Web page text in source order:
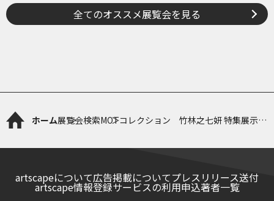
全てのオススメ展覧会を見る
ホーム展覧会検索MOTコレクション 竹林之七妍 特集展示
artscapeについて広告掲載についてプレスリリース送付
artscape情報登録サービスの利用申込著者一覧